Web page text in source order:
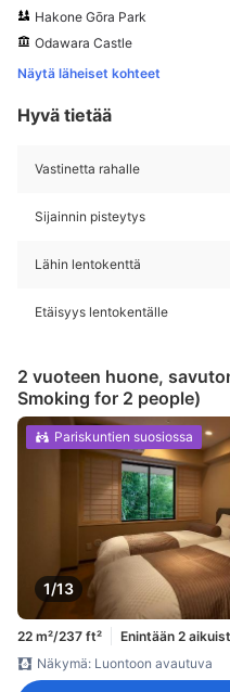
Hakone Gōra Park
Odawara Castle
Näytä läheiset kohteet
Hyvä tietää
Vastinetta rahalle
Sijainnin pisteytys
Lähin lentokenttä
Etäisyys lentokentälle
2 vuoteen huone,
Smoking for 2 people)
1/13
Pariskuntien suosiossa
22 m²/237 ft² Enintään 2
Näkymä: Luontoon avautuva